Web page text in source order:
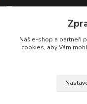
+420
info@rajklubicek.cz
Náš e-shop a partneři
cookies, aby Vám